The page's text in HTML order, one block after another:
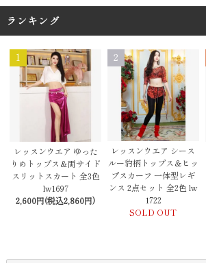
ランキング
1
レッスンウエア ゆった
りめトップス＆両サイド
スリットスカート 全3色
lw1697
2,600円(税込2,860円)
2
レッスンウエア シース
ルー豹柄トップス＆ヒッ
プスカーフ 一体型レギ
ンス 2点セット 全2色 lw
1722
SOLD OUT